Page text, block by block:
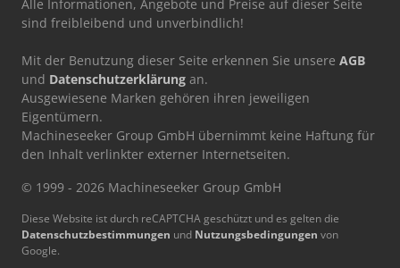
Alle Informationen, Angebote und Preise auf dieser Seite
sind freibleibend und unverbindlich!
Mit der Benutzung dieser Seite erkennen Sie unsere AGB
und Datenschutzerklärung an.
Ausgewiesene Marken gehören ihren jeweiligen
Eigentümern.
Machineseeker Group GmbH übernimmt keine Haftung für
den Inhalt verlinkter externer Internetseiten.
© 1999 - 2026 Machineseeker Group GmbH
Diese Website ist durch reCAPTCHA geschützt und es gelten die
Datenschutzbestimmungen und Nutzungsbedingungen von
Google.